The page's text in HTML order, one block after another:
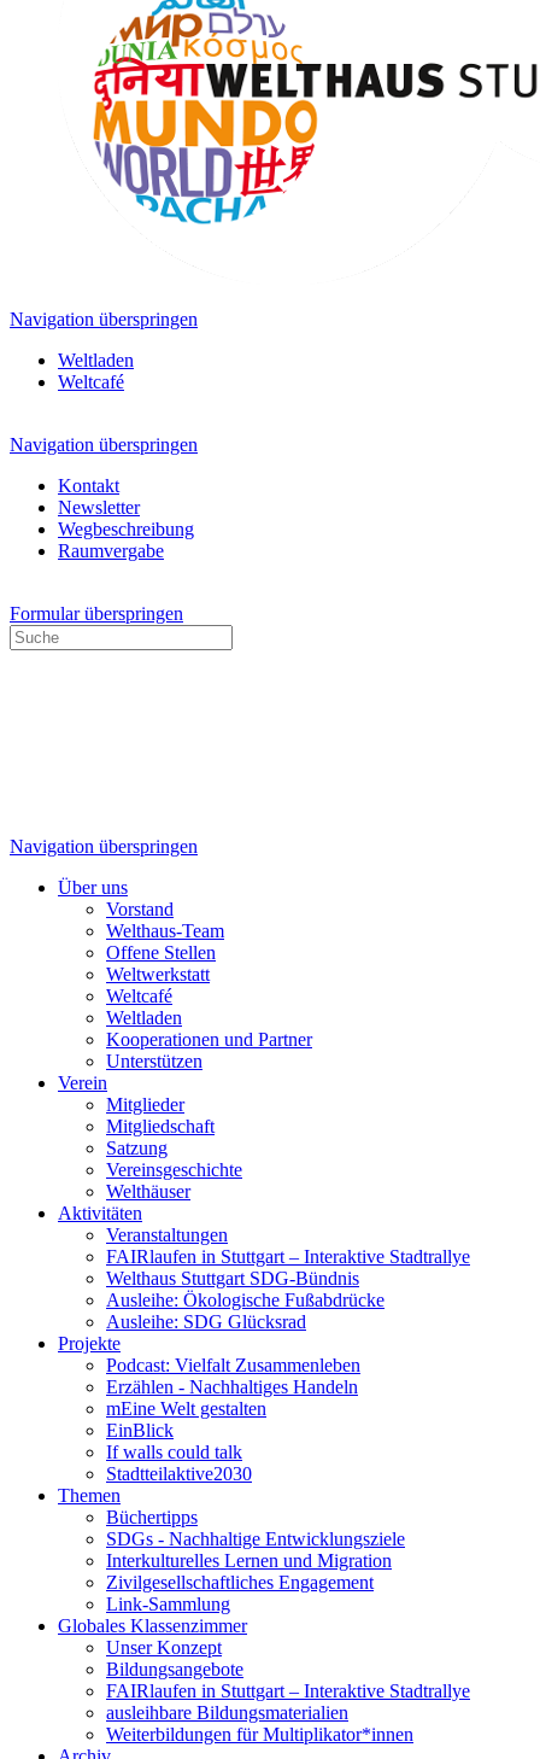
Navigation überspringen
Weltladen
Weltcafé
Navigation überspringen
Kontakt
Newsletter
Wegbeschreibung
Raumvergabe
Formular überspringen
Navigation überspringen
Über uns
Vorstand
Welthaus-Team
Offene Stellen
Weltwerkstatt
Weltcafé
Weltladen
Kooperationen und Partner
Unterstützen
Verein
Mitglieder
Mitgliedschaft
Satzung
Vereinsgeschichte
Welthäuser
Aktivitäten
Veranstaltungen
FAIRlaufen in Stuttgart – Interaktive Stadtrallye
Welthaus Stuttgart SDG-Bündnis
Ausleihe: Ökologische Fußabdrücke
Ausleihe: SDG Glücksrad
Projekte
Podcast: Vielfalt Zusammenleben
Erzählen - Nachhaltiges Handeln
mEine Welt gestalten
EinBlick
If walls could talk
Stadtteilaktive2030
Themen
Büchertipps
SDGs - Nachhaltige Entwicklungsziele
Interkulturelles Lernen und Migration
Zivilgesellschaftliches Engagement
Link-Sammlung
Globales Klassenzimmer
Unser Konzept
Bildungsangebote
FAIRlaufen in Stuttgart – Interaktive Stadtrallye
ausleihbare Bildungsmaterialien
Weiterbildungen für Multiplikator*innen